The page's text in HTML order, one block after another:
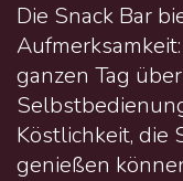
Die Snack Bar
ganzen Tag
Köstlichkeit, die
genießen